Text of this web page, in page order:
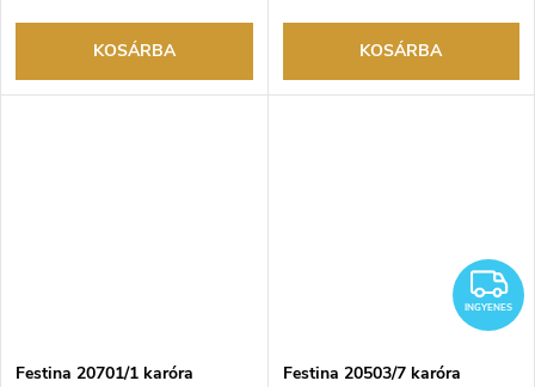
KOSÁRBA KOSÁRBA
Festina 20701/1 karóra
INGYENES
Festina 20503/7 karóra